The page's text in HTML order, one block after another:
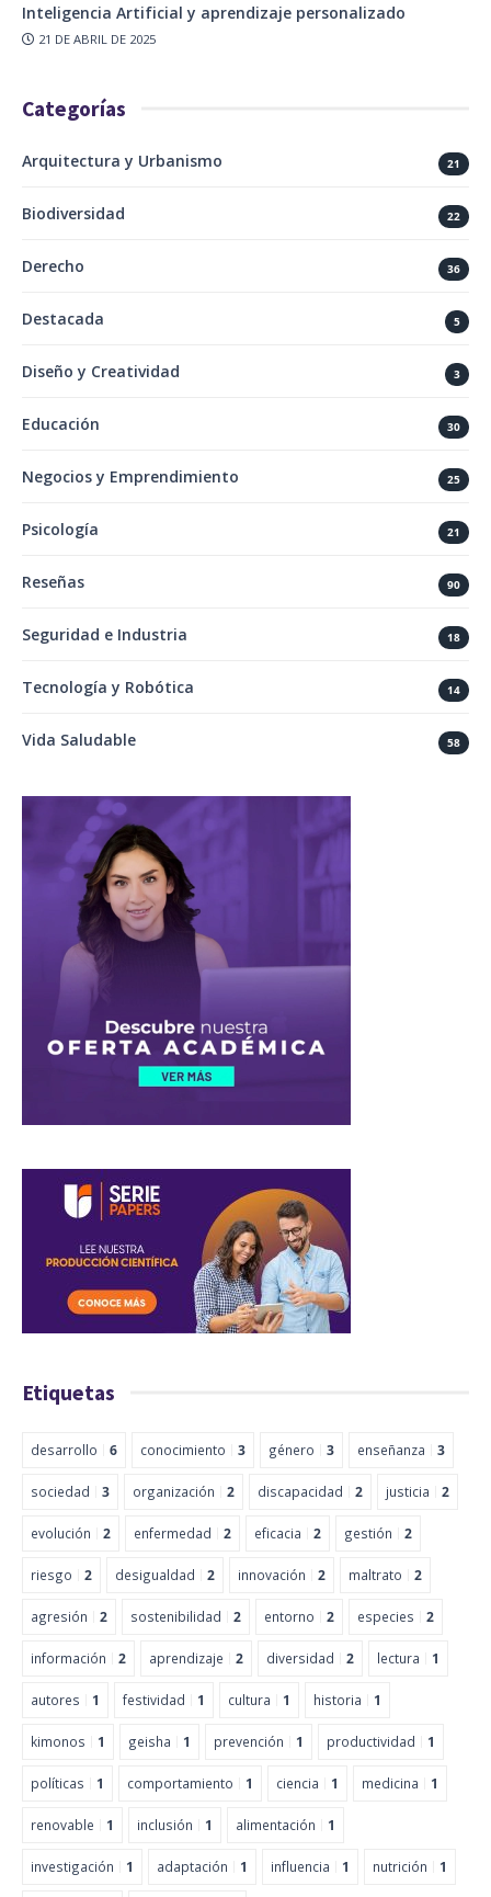
Inteligencia Artificial y aprendizaje personalizado
21 DE ABRIL DE 2025
Categorías
Arquitectura y Urbanismo 21
Biodiversidad 22
Derecho 36
Destacada 5
Diseño y Creatividad 3
Educación 30
Negocios y Emprendimiento 25
Psicología 21
Reseñas 90
Seguridad e Industria 18
Tecnología y Robótica 14
Vida Saludable 58
Etiquetas
desarrollo 6 conocimiento 3 género 3 enseñanza 3
sociedad 3 organización 2 discapacidad 2 justicia 2
evolución 2 enfermedad 2 eficacia 2 gestión 2
riesgo 2 desigualdad 2 innovación 2 maltrato 2
agresión 2 sostenibilidad 2 entorno 2 especies 2
información 2 aprendizaje 2 diversidad 2 lectura 1
autores 1 festividad 1 cultura 1 historia 1
kimonos 1 geisha 1 prevención 1 productividad 1
políticas 1 comportamiento 1 ciencia 1 medicina 1
renovable 1 inclusión 1 alimentación 1
investigación 1 adaptación 1 influencia 1 nutrición 1